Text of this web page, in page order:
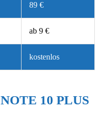
89 €
ab 9 €
kostenlos
10 PLUS